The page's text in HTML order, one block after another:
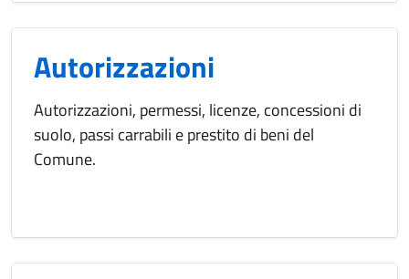
Autorizzazioni
Autorizzazioni, permessi, licenze, concessioni di
suolo, passi carrabili e prestito di beni del
Comune.